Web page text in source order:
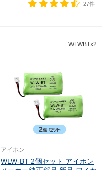
27件
WLWBTx2
アイホン
WLW-BT 2個セット アイホン